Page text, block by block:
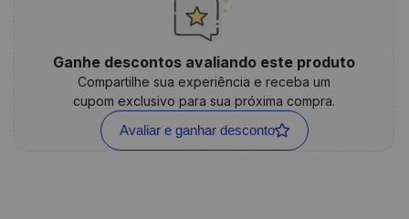
Ganhe descontos avaliando este produto
Compartilhe sua experiência e receba um
cupom exclusivo para sua próxima compra.
Avaliar e ganhar desconto